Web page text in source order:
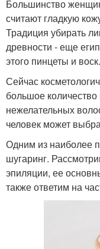
Большинство
считают гладкую
Традиция убирать
древности - еще
этого пинцеты и воск.
Сейчас
большое
нежелательных
человек может
Одним из наиболее
шугаринг.
эпиляции, ее
также ответим на